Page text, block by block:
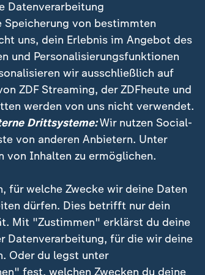
Nachrichten | heute
"Deutsche Wirtschaft zeigt
sich robuster"
Datenverarbeitung
Speicherung von bestimmten
uns, dein Erlebnis im Angebot des
und Personalisierungsfunktionen
wir ausschließlich auf
ZDF Streaming, der ZDFheute und
werden von uns nicht verwendet.
Drittsysteme:Wir nutzen Social-
von anderen Anbietern. Unter
von Inhalten zu ermöglichen.
für welche Zwecke wir deine Daten
dürfen. Dies betrifft nur dein
Mit "Zustimmen" erklärst du deine
Datenverarbeitung, für die wir deine
Oder du legst unter
fest, welchen Zwecken du deine